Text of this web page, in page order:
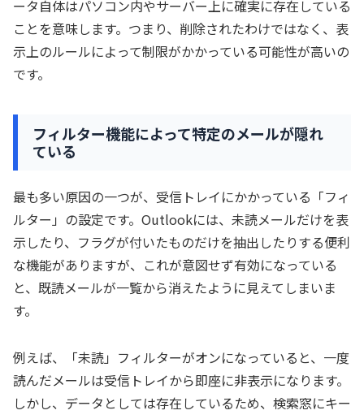
ータ自体はパソコン内やサーバー上に確実に存在している
ことを意味します。つまり、削除されたわけではなく、表
示上のルールによって制限がかかっている可能性が高いの
です。
フィルター機能によって特定のメールが隠れ
ている
最も多い原因の一つが、受信トレイにかかっている「フィ
ルター」の設定です。Outlookには、未読メールだけを表
示したり、フラグが付いたものだけを抽出したりする便利
な機能がありますが、これが意図せず有効になっている
と、既読メールが一覧から消えたように見えてしまいま
す。
例えば、「未読」フィルターがオンになっていると、一度
読んだメールは受信トレイから即座に非表示になります。
しかし、データとしては存在しているため、検索窓にキー